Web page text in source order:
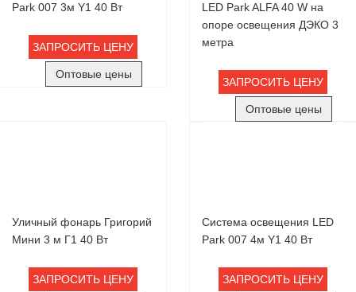
Park 007 3м Y1 40 Вт
ЗАПРОСИТЬ ЦЕНУ
Оптовые цены
LED Park ALFA 40 W на
опоре освещения ДЭКО 3
метра
ЗАПРОСИТЬ ЦЕНУ
Оптовые цены
Уличный фонарь Григорий
Мини 3 м Г1 40 Вт
ЗАПРОСИТЬ ЦЕНУ
Система освещения LED
Park 007 4м Y1 40 Вт
ЗАПРОСИТЬ ЦЕНУ